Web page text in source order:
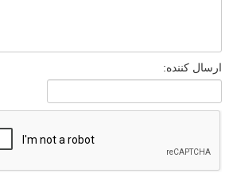
ارسال کننده: